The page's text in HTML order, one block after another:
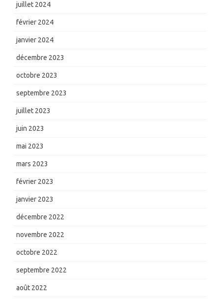
juillet 2024
février 2024
janvier 2024
décembre 2023
octobre 2023
septembre 2023
juillet 2023
juin 2023
mai 2023
mars 2023
février 2023
janvier 2023
décembre 2022
novembre 2022
octobre 2022
septembre 2022
août 2022